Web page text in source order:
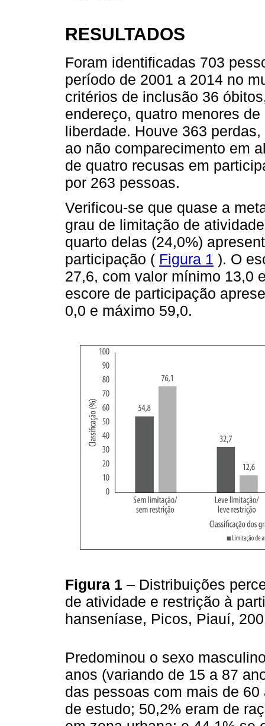
RESULTADOS
Foram identificadas 703
período de 2001 a 2014 no
critérios de inclusão 36
endereço, quatro menores
liberdade. Houve 363
ao não comparecimento em
de quatro recusas em
por 263 pessoas.
Verificou-se que quase a
grau de limitação de
quarto delas (24,0%)
participação ( Figura 1 ). O
27,6, com valor mínimo 13,0
escore de participação
0,0 e máximo 59,0.
Figura 1 – Distribuições
de atividade e restrição à
hanseníase, Picos, Piauí,
Predominou o sexo
anos (variando de 15 a 87
das pessoas com mais de
de estudo; 50,2% eram de